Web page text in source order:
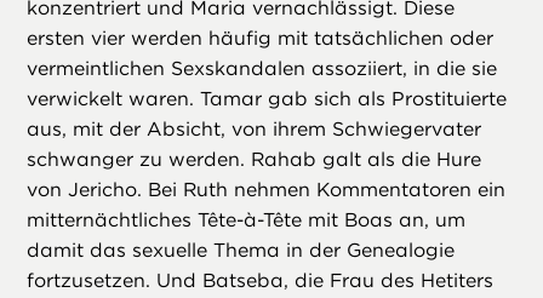
konzentriert und Maria vernachlässigt. Diese
ersten vier werden häufig mit tatsächlichen oder
vermeintlichen Sexskandalen assoziiert, in die sie
verwickelt waren. Tamar gab sich als Prostituierte
aus, mit der Absicht, von ihrem Schwiegervater
schwanger zu werden. Rahab galt als die Hure
von Jericho. Bei Ruth nehmen Kommentatoren ein
mitternächtliches Tête-à-Tête mit Boas an, um
damit das sexuelle Thema in der Genealogie
fortzusetzen. Und Batseba, die Frau des Hetiters